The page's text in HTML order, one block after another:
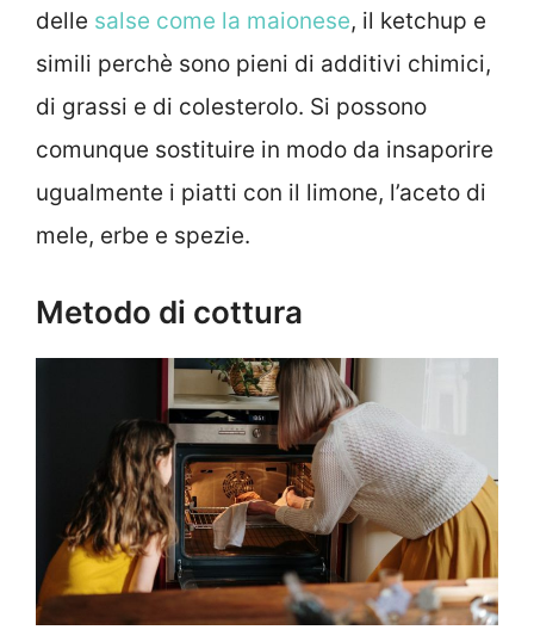
delle salse come la maionese, il ketchup e
simili perchè sono pieni di additivi chimici,
di grassi e di colesterolo. Si possono
comunque sostituire in modo da insaporire
ugualmente i piatti con il limone, l’aceto di
mele, erbe e spezie.
Metodo di cottura